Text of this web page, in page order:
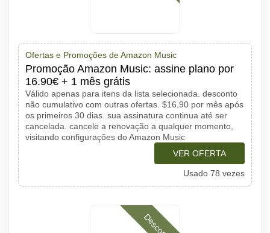
Ofertas e Promoções de Amazon Music
Promoção Amazon Music: assine plano por
16.90€ + 1 mês grátis
Válido apenas para itens da lista selecionada. desconto
não cumulativo com outras ofertas. $16,90 por mês após
os primeiros 30 dias. sua assinatura continua até ser
cancelada. cancele a renovação a qualquer momento,
visitando configurações do Amazon Music
VER OFERTA
Usado 78 vezes